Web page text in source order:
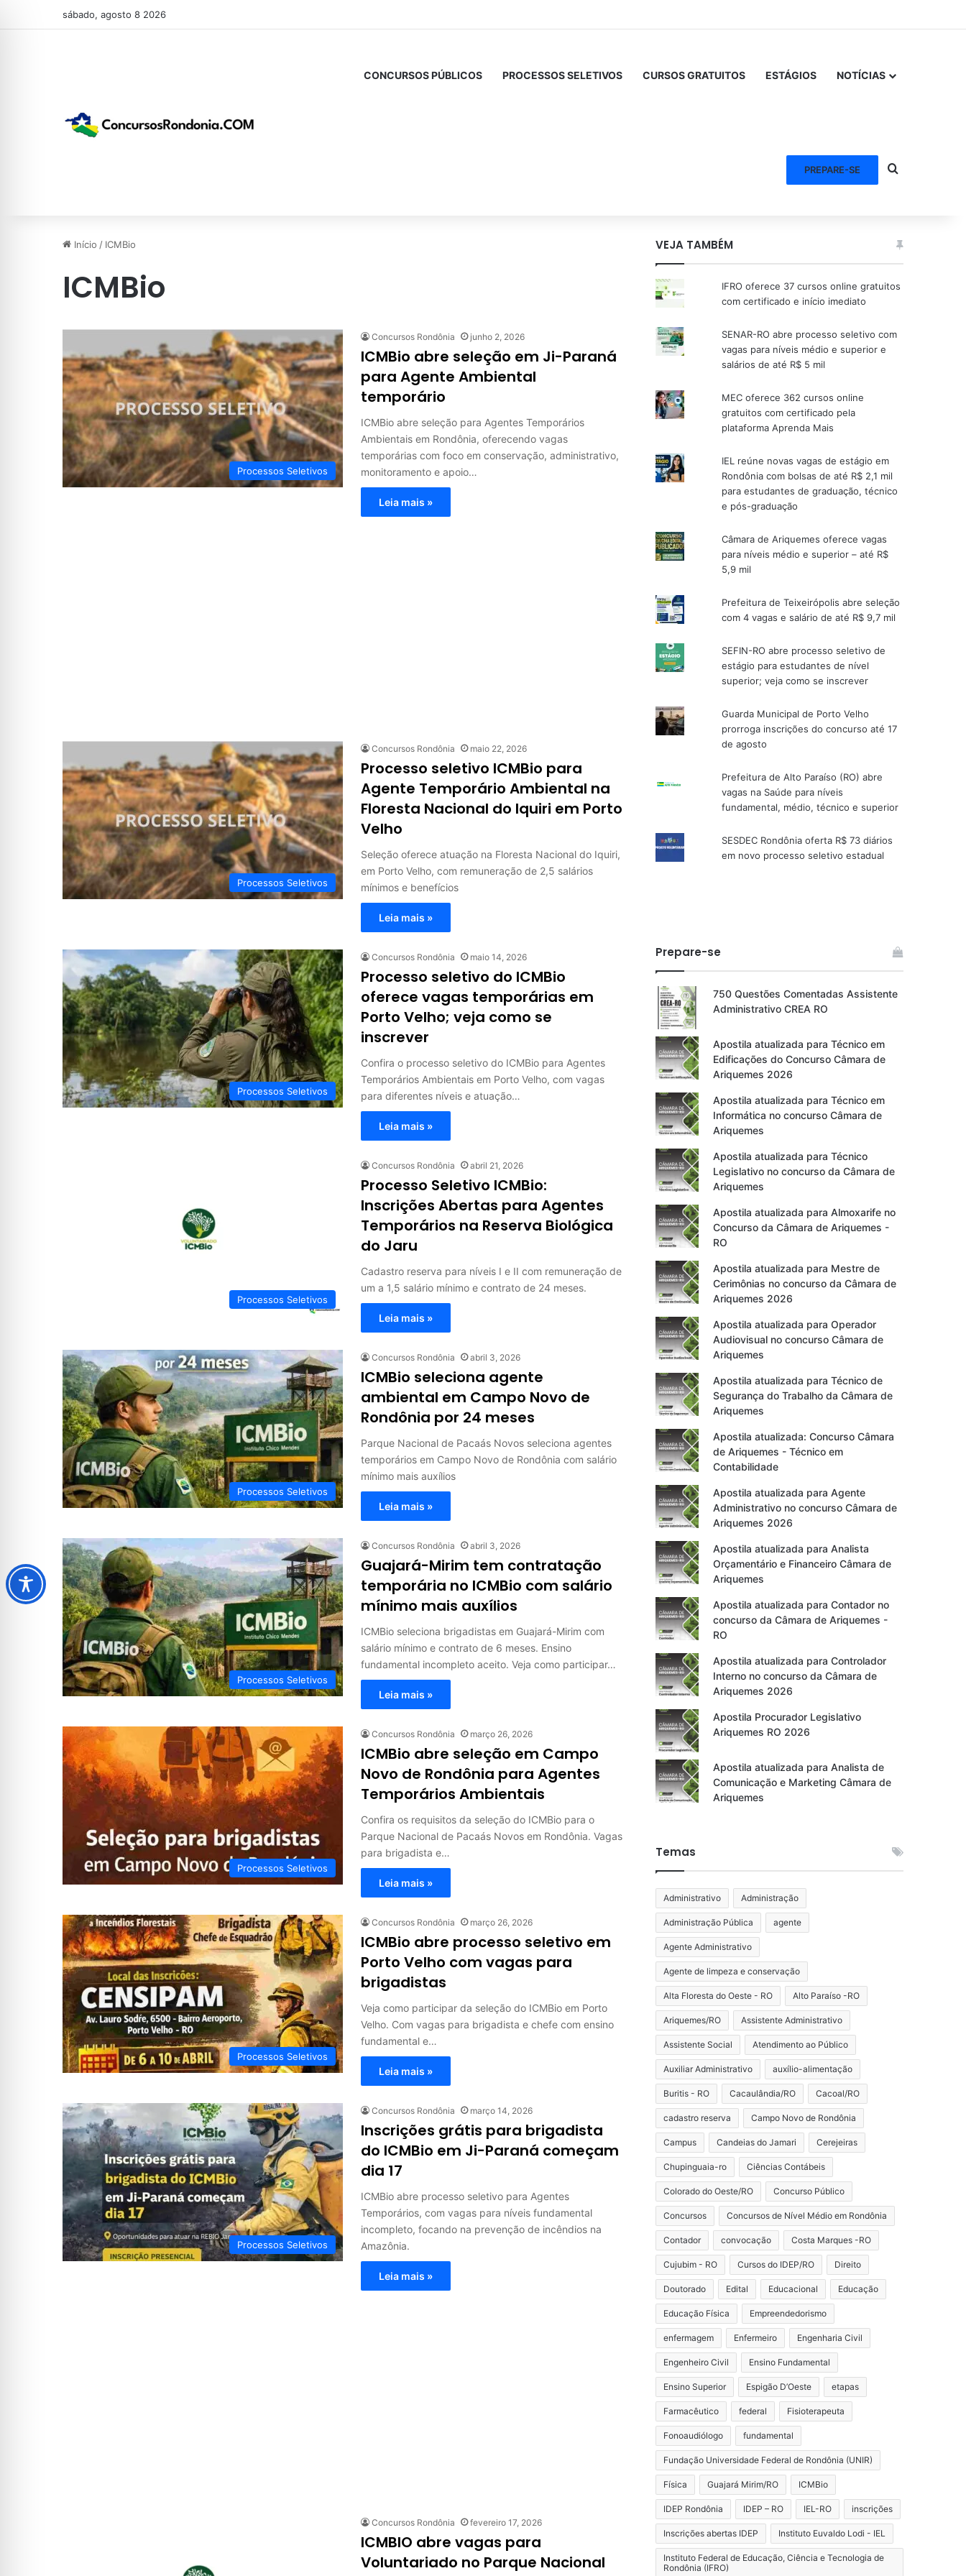
sábado, agosto 8 2026
CONCURSOS PÚBLICOS PROCESSOS SELETIVOS CURSOS GRATUITOS ESTÁGIOS NOTÍCIAS
PREPARE-SE Procurar por
Início / ICMBio
ICMBio
Processos Seletivos
Concursos Rondônia junho 2, 2026
ICMBio abre seleção em Ji-Paraná
para Agente Ambiental
temporário
ICMBio abre seleção para Agentes Temporários
Ambientais em Rondônia, oferecendo vagas
temporárias com foco em conservação, administrativo,
monitoramento e apoio…
Leia mais »
Processos Seletivos
Concursos Rondônia maio 22, 2026
Processo seletivo ICMBio para
Agente Temporário Ambiental na
Floresta Nacional do Iquiri em Porto
Velho
Seleção oferece atuação na Floresta Nacional do Iquiri,
em Porto Velho, com remuneração de 2,5 salários
mínimos e benefícios
Leia mais »
Processos Seletivos
Concursos Rondônia maio 14, 2026
Processo seletivo do ICMBio
oferece vagas temporárias em
Porto Velho; veja como se
inscrever
Confira o processo seletivo do ICMBio para Agentes
Temporários Ambientais em Porto Velho, com vagas
para diferentes níveis e atuação…
Leia mais »
Processos Seletivos
Concursos Rondônia abril 21, 2026
Processo Seletivo ICMBio:
Inscrições Abertas para Agentes
Temporários na Reserva Biológica
do Jaru
Cadastro reserva para níveis I e II com remuneração de
um a 1,5 salário mínimo e contrato de 24 meses.
Leia mais »
Processos Seletivos
Concursos Rondônia abril 3, 2026
ICMBio seleciona agente
ambiental em Campo Novo de
Rondônia por 24 meses
Parque Nacional de Pacaás Novos seleciona agentes
temporários em Campo Novo de Rondônia com salário
mínimo mais auxílios
Leia mais »
Processos Seletivos
Concursos Rondônia abril 3, 2026
Guajará-Mirim tem contratação
temporária no ICMBio com salário
mínimo mais auxílios
ICMBio seleciona brigadistas em Guajará-Mirim com
salário mínimo e contrato de 6 meses. Ensino
fundamental incompleto aceito. Veja como participar…
Leia mais »
Processos Seletivos
Concursos Rondônia março 26, 2026
ICMBio abre seleção em Campo
Novo de Rondônia para Agentes
Temporários Ambientais
Confira os requisitos da seleção do ICMBio para o
Parque Nacional de Pacaás Novos em Rondônia. Vagas
para brigadista e…
Leia mais »
Processos Seletivos
Concursos Rondônia março 26, 2026
ICMBio abre processo seletivo em
Porto Velho com vagas para
brigadistas
Veja como participar da seleção do ICMBio em Porto
Velho. Com vagas para brigadista e chefe com ensino
fundamental e…
Leia mais »
Processos Seletivos
Concursos Rondônia março 14, 2026
Inscrições grátis para brigadista
do ICMBio em Ji-Paraná começam
dia 17
ICMBio abre processo seletivo para Agentes
Temporários, com vagas para níveis fundamental
incompleto, focando na prevenção de incêndios na
Amazônia.
Leia mais »
Concursos Rondônia fevereiro 17, 2026
ICMBIO abre vagas para
Voluntariado no Parque Nacional
VEJA TAMBÉM
IFRO oferece 37 cursos online gratuitos
com certificado e início imediato
SENAR-RO abre processo seletivo com
vagas para níveis médio e superior e
salários de até R$ 5 mil
MEC oferece 362 cursos online
gratuitos com certificado pela
plataforma Aprenda Mais
IEL reúne novas vagas de estágio em
Rondônia com bolsas de até R$ 2,1 mil
para estudantes de graduação, técnico
e pós-graduação
Câmara de Ariquemes oferece vagas
para níveis médio e superior – até R$
5,9 mil
Prefeitura de Teixeirópolis abre seleção
com 4 vagas e salário de até R$ 9,7 mil
SEFIN-RO abre processo seletivo de
estágio para estudantes de nível
superior; veja como se inscrever
Guarda Municipal de Porto Velho
prorroga inscrições do concurso até 17
de agosto
Prefeitura de Alto Paraíso (RO) abre
vagas na Saúde para níveis
fundamental, médio, técnico e superior
SESDEC Rondônia oferta R$ 73 diários
em novo processo seletivo estadual
Prepare-se
750 Questões Comentadas Assistente
Administrativo CREA RO
Apostila atualizada para Técnico em
Edificações do Concurso Câmara de
Ariquemes 2026
Apostila atualizada para Técnico em
Informática no concurso Câmara de
Ariquemes
Apostila atualizada para Técnico
Legislativo no concurso da Câmara de
Ariquemes
Apostila atualizada para Almoxarife no
Concurso da Câmara de Ariquemes -
RO
Apostila atualizada para Mestre de
Cerimônias no concurso da Câmara de
Ariquemes 2026
Apostila atualizada para Operador
Audiovisual no concurso Câmara de
Ariquemes
Apostila atualizada para Técnico de
Segurança do Trabalho da Câmara de
Ariquemes
Apostila atualizada: Concurso Câmara
de Ariquemes - Técnico em
Contabilidade
Apostila atualizada para Agente
Administrativo no concurso Câmara de
Ariquemes 2026
Apostila atualizada para Analista
Orçamentário e Financeiro Câmara de
Ariquemes
Apostila atualizada para Contador no
concurso da Câmara de Ariquemes -
RO
Apostila atualizada para Controlador
Interno no concurso da Câmara de
Ariquemes 2026
Apostila Procurador Legislativo
Ariquemes RO 2026
Apostila atualizada para Analista de
Comunicação e Marketing Câmara de
Ariquemes
Temas
Administrativo Administração
Administração Pública agente
Agente Administrativo
Agente de limpeza e conservação
Alta Floresta do Oeste - RO Alto Paraíso -RO
Ariquemes/RO Assistente Administrativo
Assistente Social Atendimento ao Público
Auxiliar Administrativo auxílio-alimentação
Buritis - RO Cacaulândia/RO Cacoal/RO
cadastro reserva Campo Novo de Rondônia
Campus Candeias do Jamari Cerejeiras
Chupinguaia-ro Ciências Contábeis
Colorado do Oeste/RO Concurso Público
Concursos Concursos de Nível Médio em Rondônia
Contador convocação Costa Marques -RO
Cujubim - RO Cursos do IDEP/RO Direito
Doutorado Edital Educacional Educação
Educação Física Empreendedorismo
enfermagem Enfermeiro Engenharia Civil
Engenheiro Civil Ensino Fundamental
Ensino Superior Espigão D’Oeste etapas
Farmacêutico federal Fisioterapeuta
Fonoaudiólogo fundamental
Fundação Universidade Federal de Rondônia (UNIR)
Física Guajará Mirim/RO ICMBio
IDEP Rondônia IDEP – RO IEL-RO inscrições
Inscrições abertas IDEP Instituto Euvaldo Lodi - IEL
Instituto Federal de Educação, Ciência e Tecnologia de
Rondônia (IFRO)